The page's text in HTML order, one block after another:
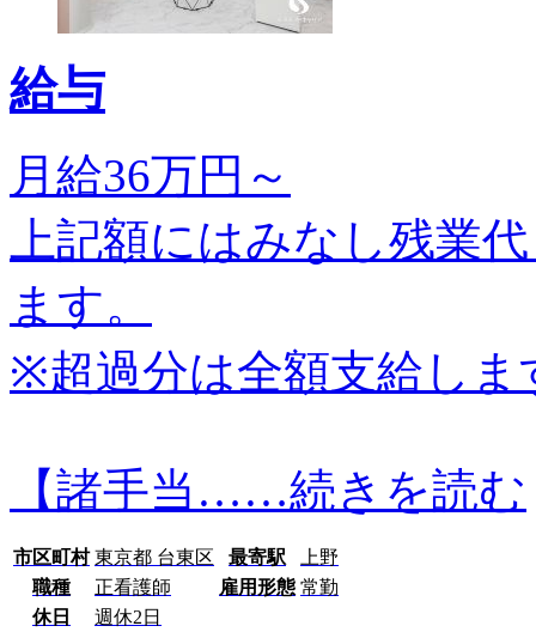
給与
月給36万円～
上記額にはみなし残業
ます。
※超過分は全額支給しま
【諸手当……続きを読む
市区町村 東京都 台東区 最寄駅
上野
職種
正看護師 雇用形態 常勤
休日
週休2日